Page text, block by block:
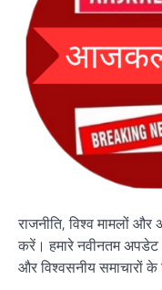
राजनीति, विश्व मामलों
करें। हमारे नवीनतम
और विश्वसनीय समाचारों